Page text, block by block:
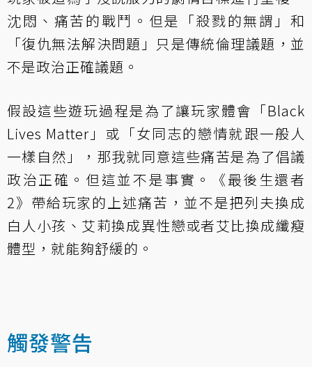
沈悶、痛苦的戰鬥。但是「殺戮的無謂」和
「復仇無法解決問題」只是傳統倫理議題，並
不是政治正確議題。
假設這些遊玩過程是為了讓玩家體會「Black
Lives Matter」或「女同志的戀情就跟一般人
一樣自然」，那我就同意這些痛苦是為了倡議
政治正確。但這並不是事實。《最後生還者
2》帶給玩家的上述痛苦，並不是把列夫換成
白人小孩、艾莉換成異性戀或者艾比換成纖瘦
體型，就能夠舒緩的。
觸發警告